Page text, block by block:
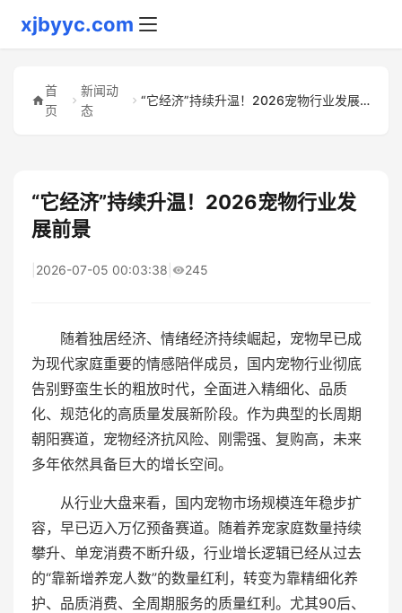
xjbyyc.com
首
页
新闻动
态
“它经济”持续升温！2026宠物行业发展前景
“它经济”持续升温！2026宠物行业发
展前景
2026-07-05 00:03:38 245
随着独居经济、情绪经济持续崛起，宠物早已成
为现代家庭重要的情感陪伴成员，国内宠物行业彻底
告别野蛮生长的粗放时代，全面进入精细化、品质
化、规范化的高质量发展新阶段。作为典型的长周期
朝阳赛道，宠物经济抗风险、刚需强、复购高，未来
多年依然具备巨大的增长空间。
从行业大盘来看，国内宠物市场规模连年稳步扩
容，早已迈入万亿预备赛道。随着养宠家庭数量持续
攀升、单宠消费不断升级，行业增长逻辑已经从过去
的“靠新增养宠人数”的数量红利，转变为靠精细化养
护、品质消费、全周期服务的质量红利。尤其90后、